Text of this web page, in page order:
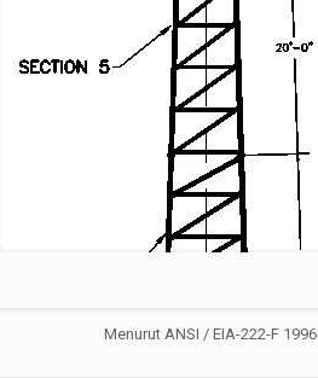
Menurut ANSI / EIA-222-F 1996